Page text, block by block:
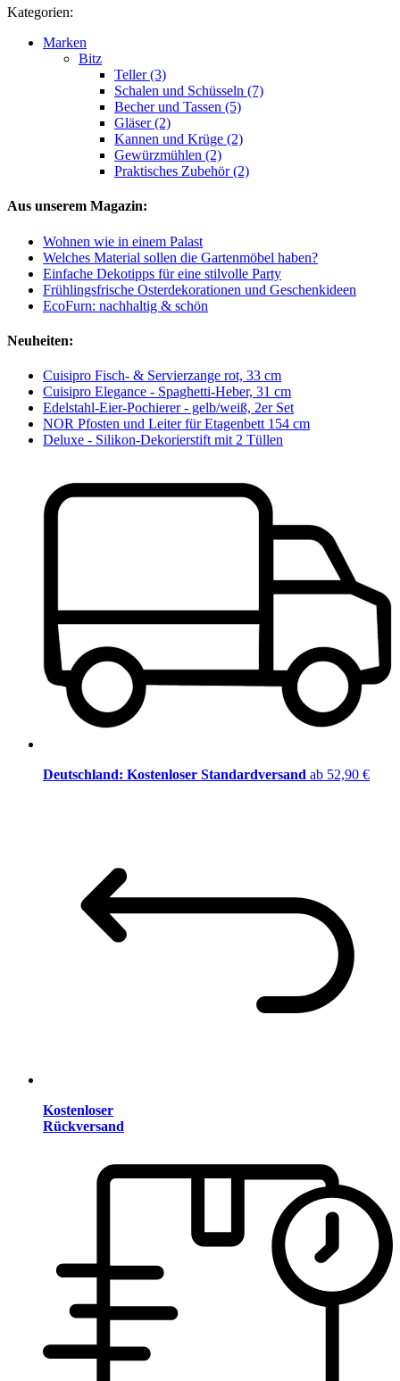
Kategorien:
Marken
Bitz
Teller (3)
Schalen und Schüsseln (7)
Becher und Tassen (5)
Gläser (2)
Kannen und Krüge (2)
Gewürzmühlen (2)
Praktisches Zubehör (2)
Aus unserem Magazin:
Wohnen wie in einem Palast
Welches Material sollen die Gartenmöbel haben?
Einfache Dekotipps für eine stilvolle Party
Frühlingsfrische Osterdekorationen und Geschenkideen
EcoFurn: nachhaltig & schön
Neuheiten:
Cuisipro Fisch- & Servierzange rot, 33 cm
Cuisipro Elegance - Spaghetti-Heber, 31 cm
Edelstahl-Eier-Pochierer - gelb/weiß, 2er Set
NOR Pfosten und Leiter für Etagenbett 154 cm
Deluxe - Silikon-Dekorierstift mit 2 Tüllen
Deutschland: Kostenloser Standardversand ab 52,90 €
Kostenloser
Rückversand